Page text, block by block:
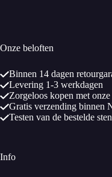
Onze beloften
Binnen 14 dagen
Levering 1-3 werkdagen
Zorgeloos kopen met
Gratis verzending binnen
Testen van de bestelde
Info